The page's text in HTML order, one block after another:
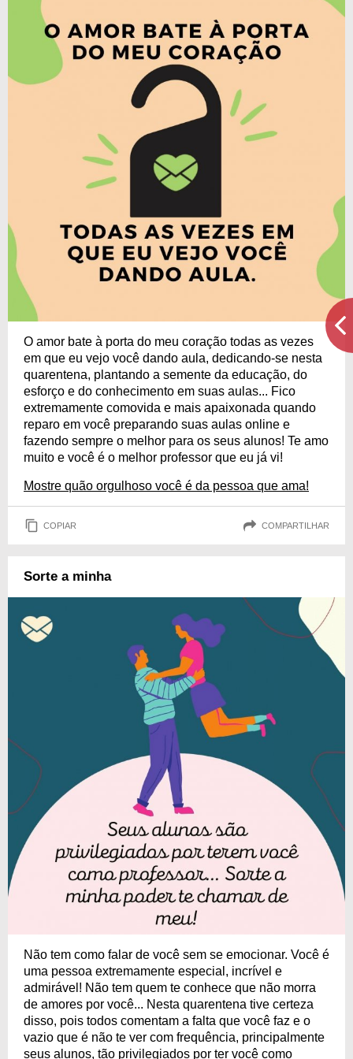
O amor bate à porta do meu coração todas as vezes
em que eu vejo você dando aula, dedicando-se nesta
quarentena, plantando a semente da educação, do
esforço e do conhecimento em suas aulas... Fico
extremamente comovida e mais apaixonada quando
reparo em você preparando suas aulas online e
fazendo sempre o melhor para os seus alunos! Te amo
muito e você é o melhor professor que eu já vi!
Mostre quão orgulhoso você é da pessoa que ama!
COPIAR COMPARTILHAR
Sorte a minha
Não tem como falar de você sem se emocionar. Você é
uma pessoa extremamente especial, incrível e
admirável! Não tem quem te conhece que não morra
de amores por você... Nesta quarentena tive certeza
disso, pois todos comentam a falta que você faz e o
vazio que é não te ver com frequência, principalmente
seus alunos, tão privilegiados por ter você como